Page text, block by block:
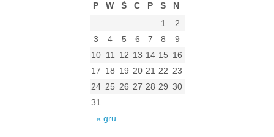
P
W Ś C P S N
« gru
1
2
3
4 5 6 7 8
9
10 11 12 13 14 15 16
17 18 19 20 21 22 23
24 25 26 27 28 29 30
31